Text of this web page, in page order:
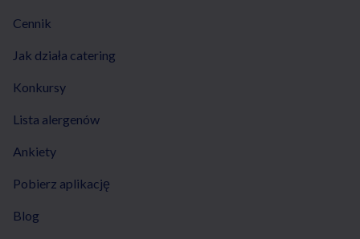
Cennik
Jak działa catering
Konkursy
Lista alergenów
Ankiety
Pobierz aplikację
Blog